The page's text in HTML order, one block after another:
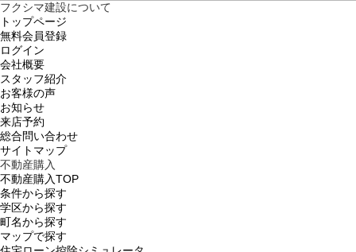
フクシマ建設について
トップページ
無料会員登録
ログイン
会社概要
スタッフ紹介
お客様の声
お知らせ
来店予約
総合問い合わせ
サイトマップ
不動産購入
不動産購入TOP
条件から探す
学区から探す
町名から探す
マップで探す